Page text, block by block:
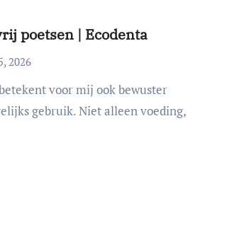
poetsen | Ecodenta
2026
gebruik. Niet alleen voeding,